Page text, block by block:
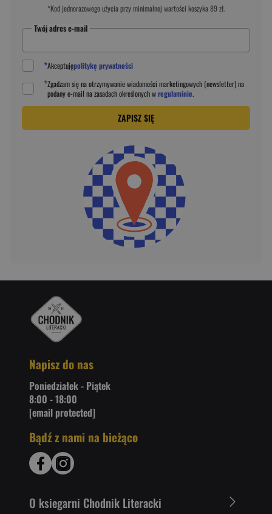
*Kod jednorazowego użycia przy minimalnej wartości koszyka 89 zł.
Twój adres e-mail
*Akceptujępolitykę prywatności
*Zgadzam się na otrzymywanie wiadomości marketingowych (newsletter) na
podanye-mail na zasadach określonych wregulaminie.
ZAPISZ SIĘ
Napisz do nas
Poniedziałek - Piątek
8:00 - 18:00
[email protected]
Bądź z nami na bieżąco
O ksiegarni Chodnik Literacki